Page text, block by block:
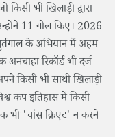
भी खिलाड़ी द्वारा
11 गोल किए। 2026
के अभियान में अहम
रिकॉर्ड भी दर्ज
किसी भी साथी खिलाड़ी
कप इतिहास में किसी
भी 'चांस क्रिएट' न करने